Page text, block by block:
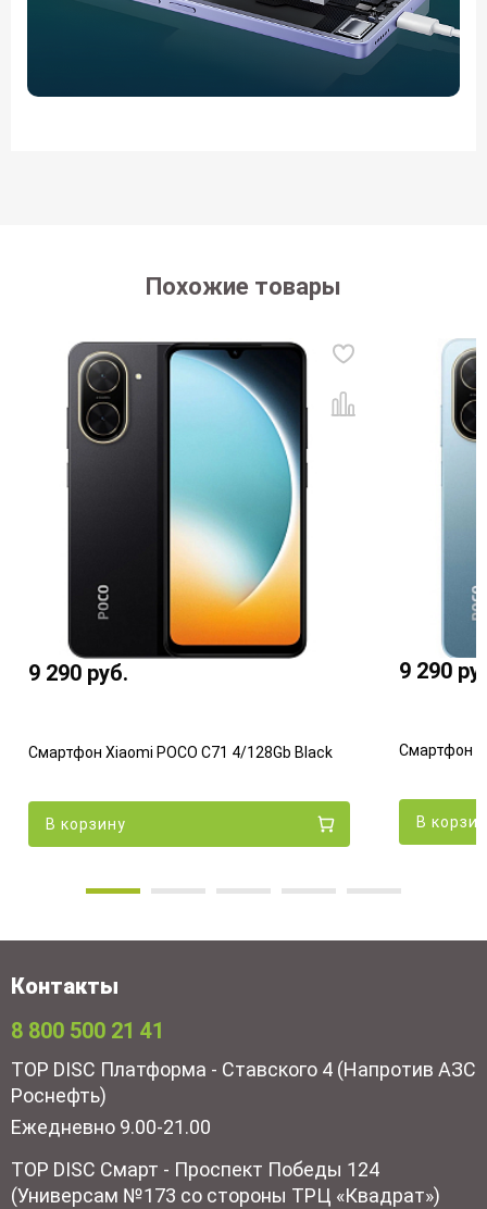
Похожие товары
9 290 руб.
Смартфон Xiaomi POCO C71 4/128Gb Black
В корзину
9 290
Смартфон
В
Контакты
8 800 500 21 41
TOP DISC Платформа - Ставского 4 (Напротив АЗС
Роснефть)
Ежедневно 9.00-21.00
TOP DISC Смарт - Проспект Победы 124
(Универсам №173 со стороны ТРЦ «Квадрат»)